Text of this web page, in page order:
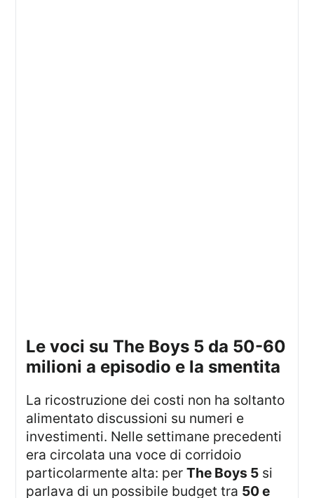
le voci su The Boys 5 da 50-60
milioni a episodio e la smentita
La ricostruzione dei costi non ha soltanto
alimentato discussioni su numeri e
investimenti. Nelle settimane precedenti
era circolata una voce di corridoio
particolarmente alta: perThe Boys 5 si
parlava di un possibile budget tra 50 e